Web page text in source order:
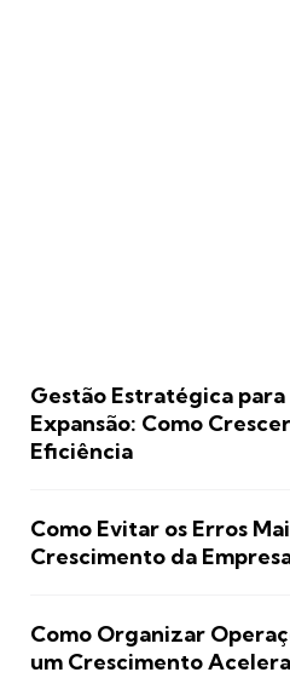
Gestão Estratégica para
Expansão: Como
Eficiência
Como Evitar os Erros
Crescimento da
Como Organizar
um Crescimento